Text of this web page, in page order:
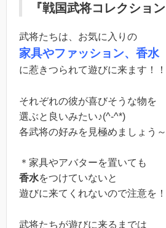
『戦国武将コレクショ
武将たちは、お気に入りの
家具やファッション、香水
に惹きつられて遊びに来ます！！
それぞれの彼が喜びそうな物を
選ぶと良いみたい♪(^-^*)
各武将の好みを見極めましょう～
＊家具やアバターを置いても
香水をつけていないと
遊びに来てくれないので注意を！
武将たちが遊びに来るまでは